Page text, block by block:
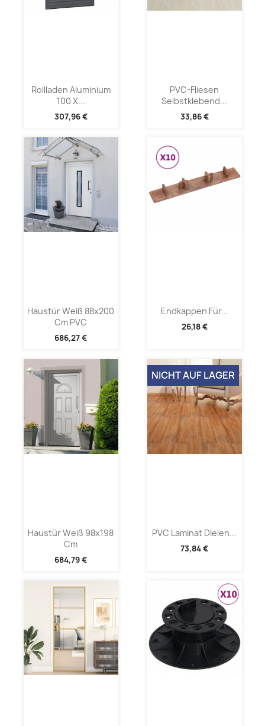
Rollladen Aluminium
100 X...
307,96 €
PVC-Fliesen
Selbstklebend...
33,86 €
Haustür Weiß 88x200
Cm PVC
686,27 €
Endkappen Für...
26,18 €
Haustür Weiß 98x198
Cm
684,79 €
PVC Laminat Dielen...
73,84 €
NICHT AUF LAGER